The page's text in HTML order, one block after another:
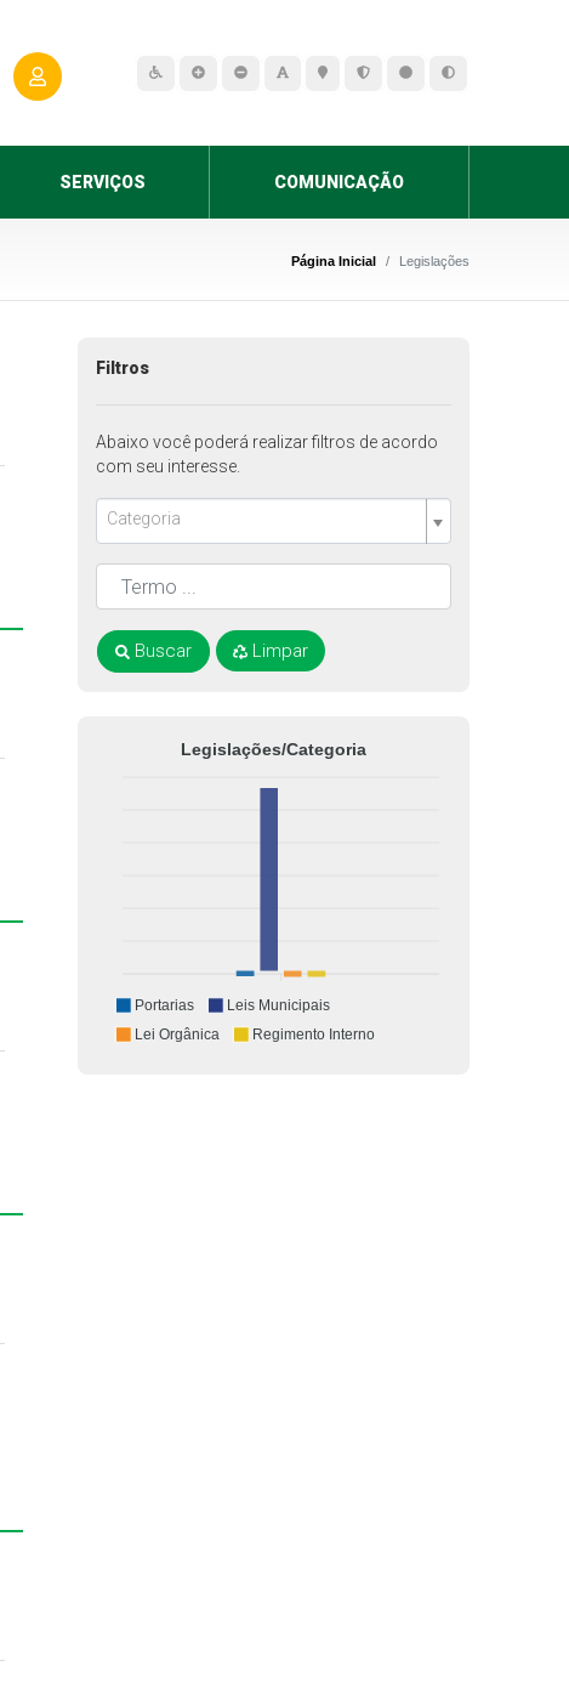
SERVIÇOS COMUNICAÇÃO
Página Inicial Legislações
Filtros
Abaixo você poderá realizar filtros de acordo
com seu interesse.
Categoria
Buscar Limpar
Legislações/Categoria
Portarias
Leis Municipais
Lei Orgânica
Regimento Interno